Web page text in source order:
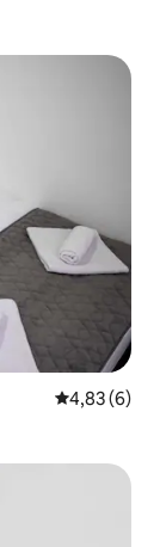
4,83 de uma
4,83 (6)